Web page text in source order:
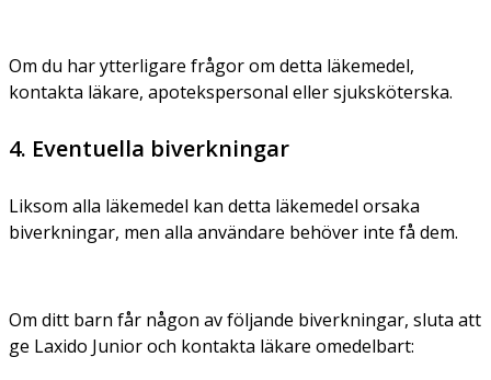
Om du har ytterligare frågor om detta läkemedel,
kontakta läkare, apotekspersonal eller sjuksköterska.
4. Eventuella biverkningar
Liksom alla läkemedel kan detta läkemedel orsaka
biverkningar, men alla användare behöver inte få dem.
Om ditt barn får någon av följande biverkningar, sluta att
ge Laxido Junior och kontakta läkare omedelbart: